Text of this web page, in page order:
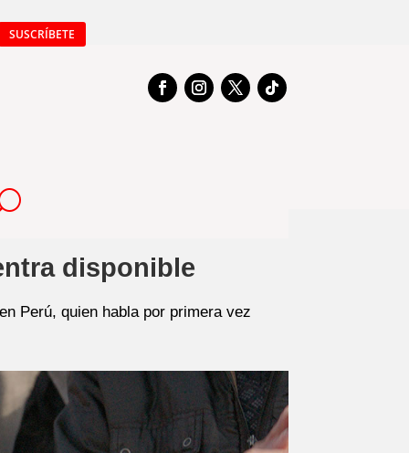
SUSCRÍBETE
disponible
Perú, quien habla por primera vez